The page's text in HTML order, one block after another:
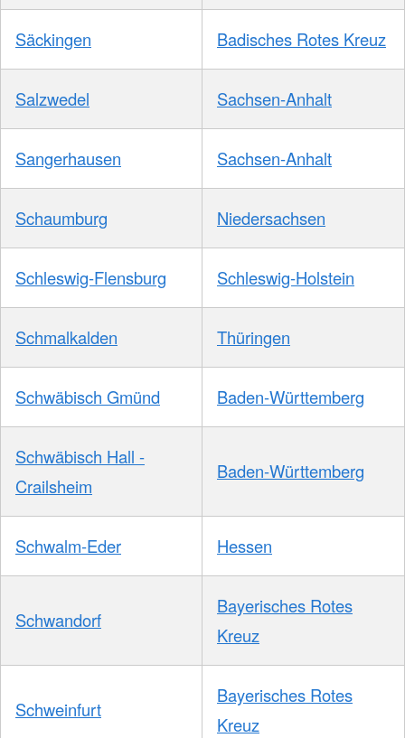
Säckingen Badisches Rotes Kreuz
Salzwedel Sachsen-Anhalt
Sangerhausen Sachsen-Anhalt
Schaumburg Niedersachsen
Schleswig-Flensburg Schleswig-Holstein
Schmalkalden Thüringen
Schwäbisch Gmünd Baden-Württemberg
Schwäbisch Hall -
Crailsheim
Baden-Württemberg
Schwalm-Eder Hessen
Schwandorf
Bayerisches Rotes
Kreuz
Schweinfurt
Bayerisches Rotes
Kreuz